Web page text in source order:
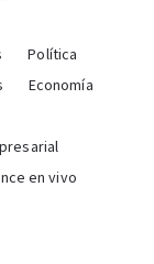
Política
Economía
en vivo